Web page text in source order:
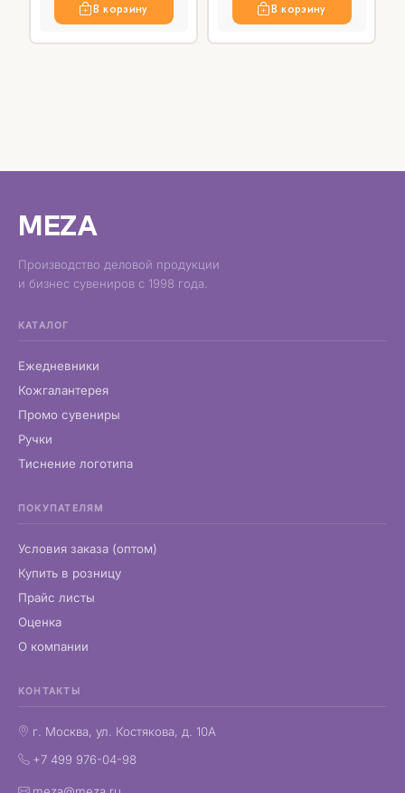
В корзину В корзину
MEZA
Производство деловой продукции
и бизнес сувениров с 1998 года.
КАТАЛОГ
Ежедневники
Кожгалантерея
Промо сувениры
Ручки
Тиснение логотипа
ПОКУПАТЕЛЯМ
Условия заказа (оптом)
Купить в розницу
Прайс листы
Оценка
О компании
КОНТАКТЫ
г. Москва, ул. Костякова, д. 10А
+7 499 976-04-98